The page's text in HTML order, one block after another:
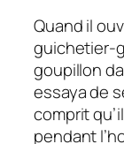
Quand il
guichetier-
goupillon
essaya de
comprit
pendant